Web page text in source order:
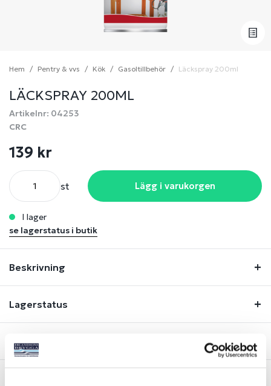
Hem Pentry & vvs Kök Gasoltillbehör Läckspray 200ml
LÄCKSPRAY 200ML
Artikelnr: 04253
CRC
139 kr
st Lägg i varukorgen
i lager
se lagerstatus i butik
Beskrivning
Lagerstatus
Fråga om produkt